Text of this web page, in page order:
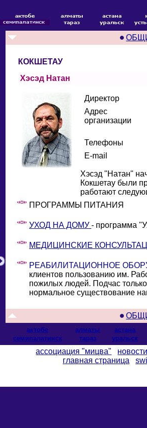
КОКШЕТАУ
Хэсэд Натан
Директор
Адрес
организации
Телефоны
E-mail
Хэсэд "Натан"
Кокшетау были
работают
ПРОГРАММЫ ПИТАНИЯ
УХОД НА ДОМУ - программа
МЕДИЦИНСКИЕ
РЕАБИЛИТАЦИОННОЕ
клиентов пользованию им.
пожилых людей. Подчас
нормальное существование
актобе алматы
астана
cемипалатинск
тараз уральск
ассоциация "мицва"
главная страница